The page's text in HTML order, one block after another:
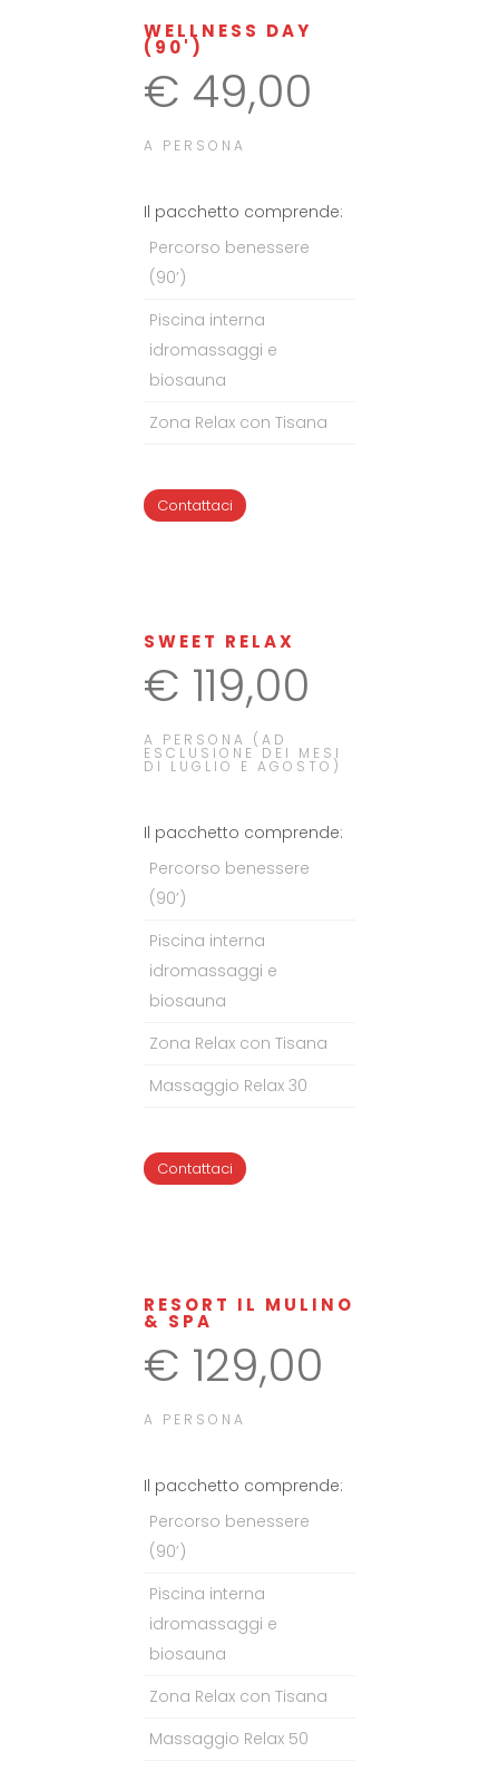
WELLNESS DAY
(90')
€ 49,00
A PERSONA
Il pacchetto comprende:
Percorso benessere
(90’)
Piscina interna
idromassaggi e
biosauna
Zona Relax con Tisana
Contattaci
SWEET RELAX
€ 119,00
A PERSONA (AD
ESCLUSIONE DEI MESI
DI LUGLIO E AGOSTO)
Il pacchetto comprende:
Percorso benessere
(90’)
Piscina interna
idromassaggi e
biosauna
Zona Relax con Tisana
Massaggio Relax 30
Contattaci
RESORT IL MULINO
& SPA
€ 129,00
A PERSONA
Il pacchetto comprende:
Percorso benessere
(90’)
Piscina interna
idromassaggi e
biosauna
Zona Relax con Tisana
Massaggio Relax 50